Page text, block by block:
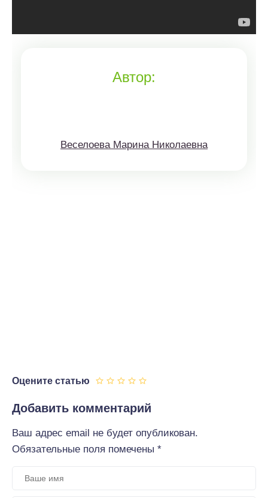
Автор:
Веселоева Марина Николаевна
Оцените статью
Добавить комментарий
Ваш адрес email не будет опубликован.
Обязательные поля помечены *